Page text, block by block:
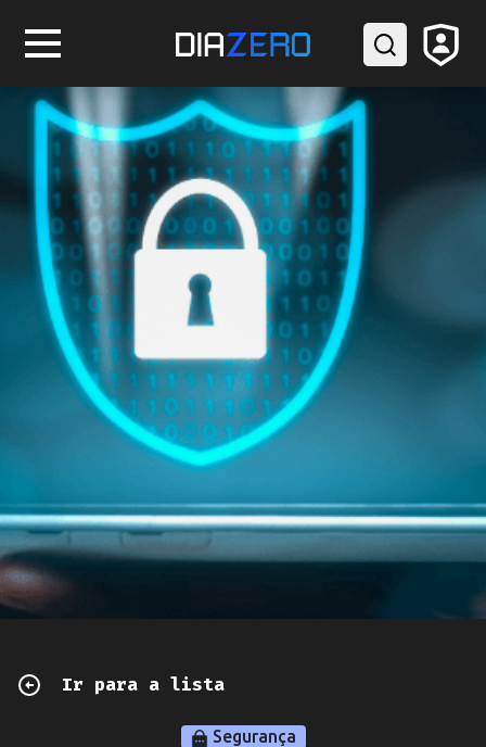
Ir para a lista
Segurança